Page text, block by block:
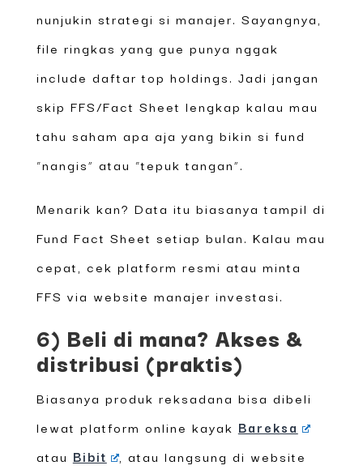
nunjukin strategi si manajer. Sayangnya,
file ringkas yang gue punya nggak
include daftar top holdings. Jadi jangan
skip FFS/Fact Sheet lengkap kalau mau
tahu saham apa aja yang bikin si fund
“nangis” atau “tepuk tangan”.
Menarik kan? Data itu biasanya tampil di
Fund Fact Sheet setiap bulan. Kalau mau
cepat, cek platform resmi atau minta
FFS via website manajer investasi.
6) Beli di mana? Akses &
distribu­si (praktis)
Biasanya produk reksadana bisa dibeli
lewat platform online kayak Bareksa
atau Bibit
, atau langsung di website